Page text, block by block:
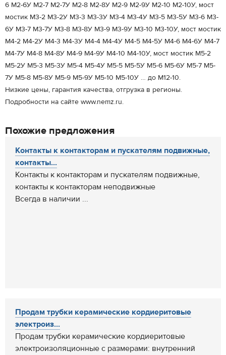
6 М2-6У М2-7 М2-7У М2-8 М2-8У М2-9 М2-9У М2-10 М2-10У, мост
мостик М3-2 М3-2У М3-3 М3-3У М3-4 М3-4У М3-5 М3-5У М3-6 М3-
6У М3-7 М3-7У М3-8 М3-8У М3-9 М3-9У М3-10 М3-10У, мост мостик
М4-2 М4-2У М4-3 М4-3У М4-4 М4-4У М4-5 М4-5У М4-6 М4-6У М4-7
М4-7У М4-8 М4-8У М4-9 М4-9У М4-10 М4-10У, мост мостик М5-2
М5-2У М5-3 М5-3У М5-4 М5-4У М5-5 М5-5У М5-6 М5-6У М5-7 М5-
7У М5-8 М5-8У М5-9 М5-9У М5-10 М5-10У … до М12-10.
Низкие цены, гарантия качества, отгрузка в регионы.
Подробности на сайте www.nemz.ru.
Похожие предложения
Контакты к контакторам и пускателям подвижные,
контакты...
Контакты к контакторам и пускателям подвижные,
контакты к контакторам неподвижные
Всегда в наличии ...
Продам трубки керамические кордиеритовые
электроиз...
Продам трубки керамические кордиеритовые
электроизоляционные с размерами: внутренний